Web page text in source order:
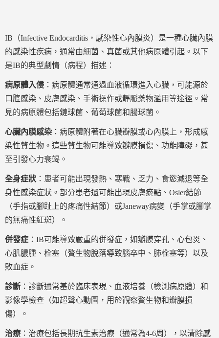
IB（Infective Endocarditis，感染性心內膜炎）是一種心臟內膜
的感染性疾病，通常由細菌、真菌或其他病原體引起。以下
是IB的典型劇情（病程）描述：
病原體入侵 ：病原體通常通過血液循環進入心臟，可能源於
口腔感染、皮膚感染、手術操作或靜脈藥物濫用等途徑。常
見的病原體包括鏈球菌、葡萄球菌和腸球菌。
心臟內膜感染 ：病原體附著在心臟瓣膜或心內膜上，形成感
染性贅生物。這些贅生物可能導致瓣膜損傷、功能障礙，甚
至引發心力衰竭。
全身症狀 ：患者可能出現發熱、寒戰、乏力、食慾減退等全
身性感染症狀。部分患者還可能出現皮膚瘀點、Osler結節
（手指或腳趾上的疼痛性結節）或Janeway病變（手掌或腳掌
的無痛性紅斑）。
併發症 ：IB可能導致嚴重的併發症，如瓣膜穿孔、心包炎、
心肌膿腫、栓塞（贅生物脫落導致腦卒中、肺栓塞等）以及
敗血症。
診斷 ：診斷通常基於臨床表現、血液培養（檢測病原體）和
影像學檢查（如超聲心動圖，用於觀察贅生物和瓣膜損
傷）。
治療 ：治療包括長期抗生素治療（通常為4-6周），以清除感